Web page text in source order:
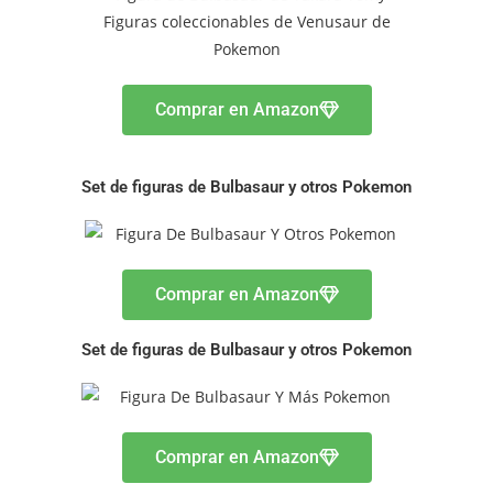
Comprar en Amazon
Set de figuras de Bulbasaur y otros Pokemon
Comprar en Amazon
Set de figuras de Bulbasaur y otros Pokemon
Comprar en Amazon